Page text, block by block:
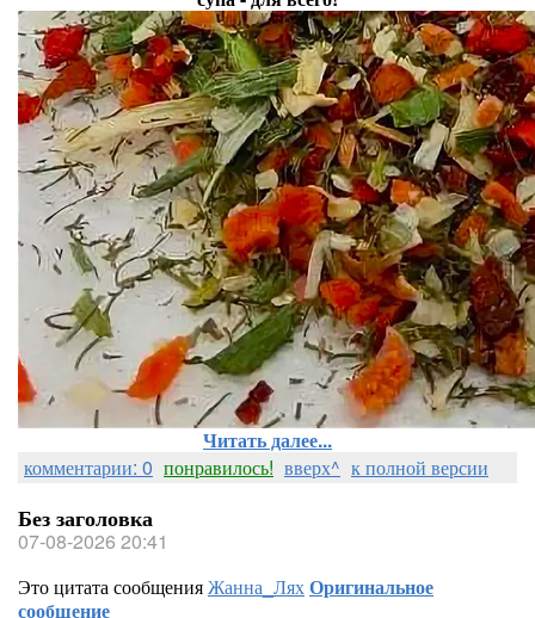
Читать далее...
комментарии: 0 понравилось! вверх^ к полной версии
Без заголовка
07-08-2026 20:41
Это цитата сообщенияЖанна_ЛяхОригинальное
сообщение